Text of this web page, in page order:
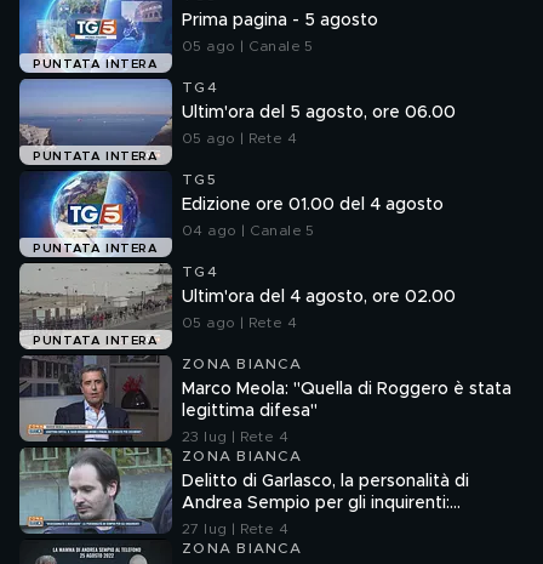
PUNTATA INTERA
Prima pagina - 5 agosto
05 ago | Canale 5
PUNTATA INTERA
TG4
Ultim'ora del 5 agosto, ore 06.00
05 ago | Rete 4
PUNTATA INTERA
TG5
Edizione ore 01.00 del 4 agosto
04 ago | Canale 5
PUNTATA INTERA
TG4
Ultim'ora del 4 agosto, ore 02.00
05 ago | Rete 4
ZONA BIANCA
Marco Meola: "Quella di Roggero è stata
legittima difesa"
23 lug | Rete 4
ZONA BIANCA
Delitto di Garlasco, la personalità di
Andrea Sempio per gli inquirenti:
"Ossessionato e bugiardo"
27 lug | Rete 4
ZONA BIANCA